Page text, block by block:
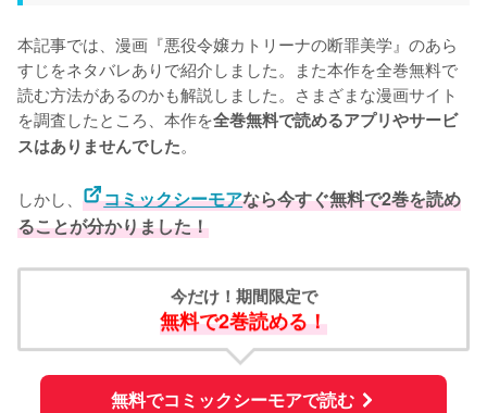
本記事では、漫画『悪役令嬢カトリーナの断罪美学』のあら
すじをネタバレありで紹介しました。また本作を全巻無料で
読む方法があるのかも解説しました。さまざまな漫画サイト
を調査したところ、本作を全巻無料で読めるアプリやサービ
スはありませんでした。
しかし、 コミックシーモアなら今すぐ無料で2巻を読め
ることが分かりました！
今だけ！期間限定で
無料で2巻読める！
無料でコミックシーモアで読む